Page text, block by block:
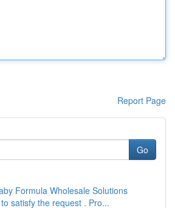
Report Page
Go
Formula Wholesale Solutions
satisfy the request . Pro...